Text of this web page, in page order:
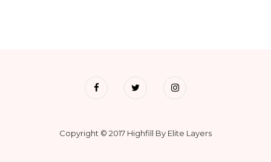
Copyright © 2017 Highfill By Elite Layers